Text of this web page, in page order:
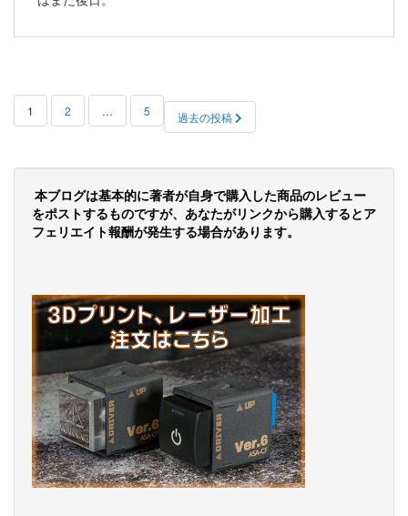
投
の
ペ
ー
送
り
1 2 … 5 過去の投稿
本ブログは基本的に著者が自身で購入した商品のレビュー
をポストするものですが、あなたがリンクから購入するとア
フェリエイト報酬が発生する場合があります。